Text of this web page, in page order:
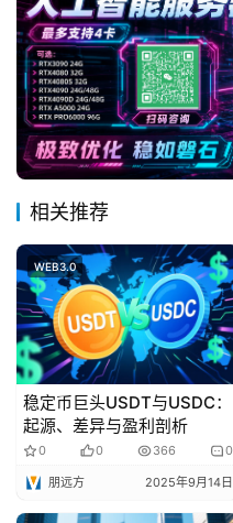
相关推荐
WEB3.0
稳定币巨头USDT与USDC：
起源、差异与盈利剖析
0 0 366 0
朋远方 2025年9月14日